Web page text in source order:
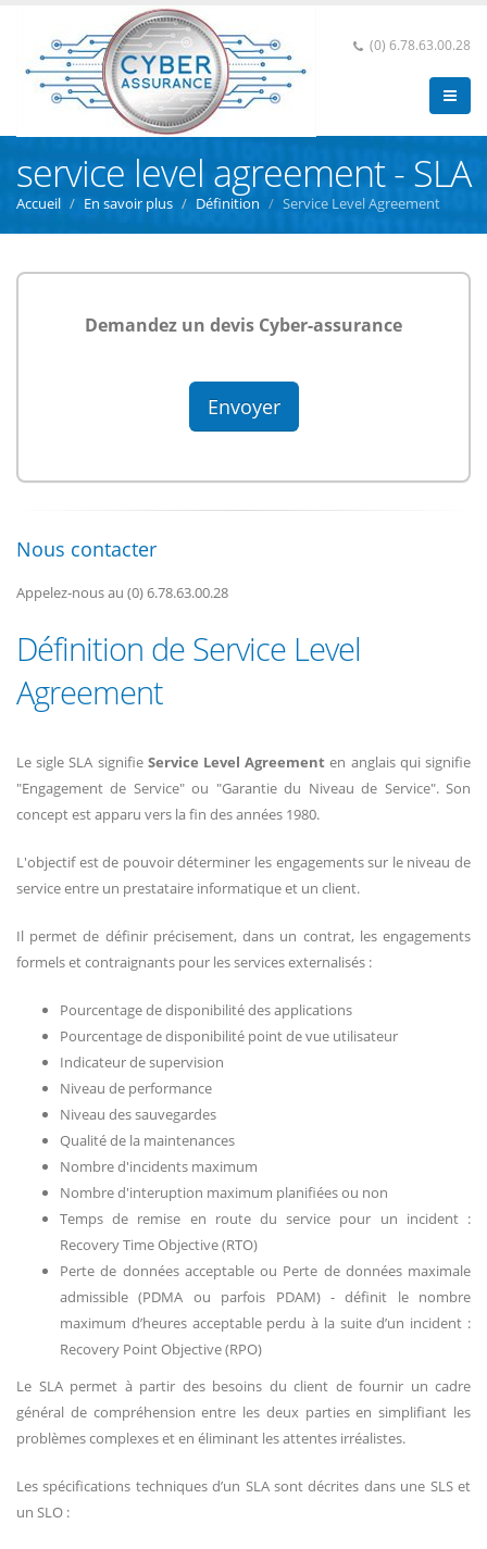
(0) 6.78.63.00.28
service level agreement - SLA
Accueil En savoir plus Définition Service Level Agreement
Demandez un devis Cyber-assurance
Envoyer
Nous contacter
Appelez-nous au (0) 6.78.63.00.28
Définition de Service Level
Agreement
Le sigle SLA signifie Service Level Agreementen anglais qui signifie
"Engagement de Service" ou "Garantie du Niveau de Service". Son
concept est apparu vers la fin des années 1980.
L'objectif est de pouvoir déterminer les engagements sur le niveau de
service entre un prestataire informatique et un client.
Il permet de définir précisement, dans un contrat, les engagements
formels et contraignants pour les services externalisés :
Pourcentage de disponibilité des applications
Pourcentage de disponibilité point de vue utilisateur
Indicateur de supervision
Niveau de performance
Niveau des sauvegardes
Qualité de la maintenances
Nombre d'incidents maximum
Nombre d'interuption maximum planifiées ou non
Temps de remise en route du service pour un incident :
Recovery Time Objective (RTO)
Perte de données acceptable ou Perte de données maximale
admissible (PDMA ou parfois PDAM) - définit le nombre
maximum d’heures acceptable perdu à la suite d’un incident :
Recovery Point Objective (RPO)
Le SLA permet à partir des besoins du client de fournir un cadre
général de compréhension entre les deux parties en simplifiant les
problèmes complexes et en éliminant les attentes irréalistes.
Les spécifications techniques d’un SLA sont décrites dans une SLS et
un SLO :